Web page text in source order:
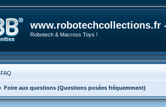
www.robotechcollections.fr
Robotech & Macross Toys !
FAQ
Foire aux questions (Questions posées fréquemment)